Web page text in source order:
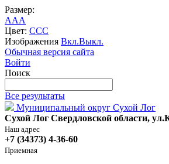
Размер:
AAA
Цвет: CCC
Изображения Вкл.Выкл.
Обычная версия сайта
Войти
Поиск
Все результаты
Муниципальный округ Сухой Лог
Сухой Лог Свердловской области,
Наш адрес
+7 (34373) 4-36-60
Приемная